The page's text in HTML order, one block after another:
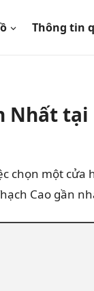
Thông tin
Nhất
chọn một
Cao gần